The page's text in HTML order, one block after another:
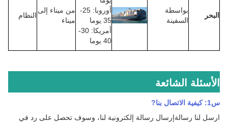
البحر
بواسطة
السفينة
أوروبا: 25-
35 يوما
أمريكا: 30-
40 يوما
من ميناء إلى
ميناء
النظام
الأسئلة الشائعة
س1: كيفية الاتصال بنا
?
ارسل لنا رسالةإرسال رسالة إلكترونية لنا، وسوف تحصل على رد في